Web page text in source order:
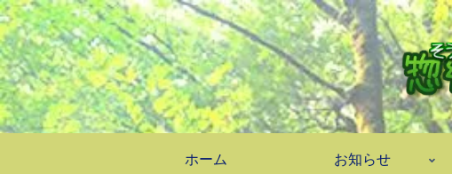
ホーム お知らせ